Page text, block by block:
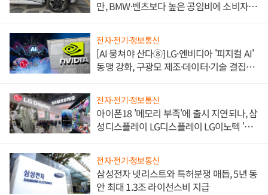
만, BMW·벤츠보다 높은 공임비에 소비자
전자·전기·정보통신
[AI 뭉쳐야 산다⑧] LG·엔비디아 '피지컬 AI'
동맹 강화, 구광모 제조·데이터·기술 결집
전자·전기·정보통신
아이폰18 '메모리 부족'에 출시 지연되나, 삼
성디스플레이 LG디스플레이 LG이노텍 '탈
전자·전기·정보통신
삼성전자 넷리스트와 특허분쟁 매듭, 5년 동
안 최대 1.3조 라이선스비 지급